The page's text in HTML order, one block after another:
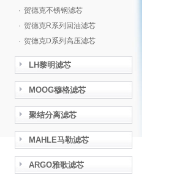
· 贺德克不锈钢滤芯
· 贺德克R系列回油滤芯
· 贺德克D系列高压滤芯
LH黎明滤芯
MOOG穆格滤芯
聚结分离滤芯
MAHLE马勒滤芯
ARGO雅歌滤芯